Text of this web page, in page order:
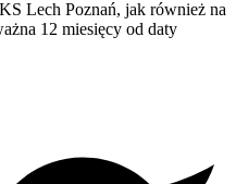
Lech Poznań, jak również na
12 miesięcy od daty